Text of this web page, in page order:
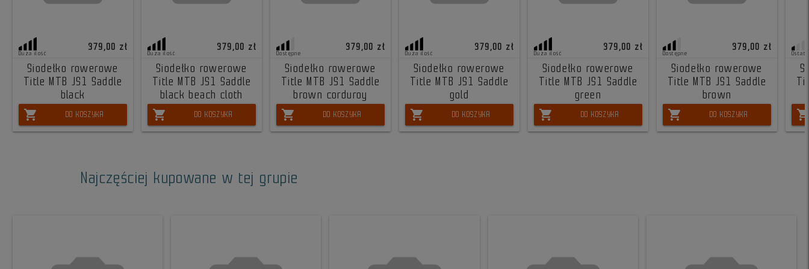
Duża ilość
379,00 zł
Siodełko rowerowe
Title MTB JS1 Saddle
black
shopping_cart DO KOSZYKA
Duża ilość
379,00 zł
Siodełko rowerowe
Title MTB JS1 Saddle
black beach cloth
shopping_cart DO KOSZYKA
Dostępne
379,00 zł
Siodełko rowerowe
Title MTB JS1 Saddle
brown corduroy
shopping_cart DO KOSZYKA
Duża ilość
379,00 zł
Siodełko rowerowe
Title MTB JS1 Saddle
gold
shopping_cart DO KOSZYKA
Duża ilość
379,00 zł
Siodełko rowerowe
Title MTB JS1 Saddle
green
shopping_cart DO KOSZYKA
Dostępne
379,00 zł
Siodełko rowerowe
Title MTB JS1 Saddle
brown
shopping_cart DO KOSZYKA
Najczęściej kupowane w tej grupie